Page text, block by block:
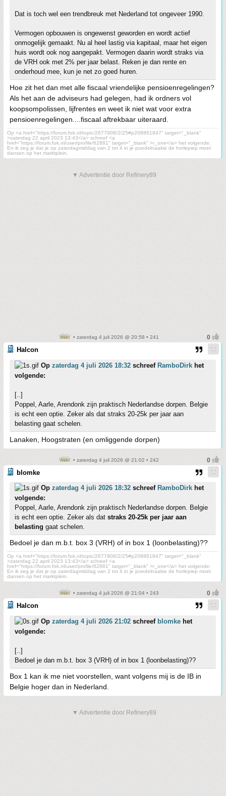
Dat is toch wel een trendbreuk met Nederland tot ongeveer 1990.
Vermogen opbouwen is ongewenst geworden en wordt actief
onmogelijk gemaakt. Nu al heel lastig via kapitaal, maar het eigen
huis wordt ook nog aangepakt. Vermogen daarin wordt straks via
de VRH ook met 2% per jaar belast. Reken je dan rente en
onderhoud mee, kun je net zo goed huren.
Hoe zit het dan met alle fiscaal vriendelijke pensioenregelingen?
Als het aan de adviseurs had gelegen, had ik ordners vol
koopsompolissen, lijfrentes en weet ik niet wat voor extra
pensioenregelingen....fiscaal aftrekbaar uiteraard.
Op <a href="https://forum.fok.nl/topic/2677908/2/25#p208861847" target="_blank"
>zaterdag 22 april 2023 13:43</a> schreef <a
href="https://forum.fok.nl/user/profile/62881" target="_blank" >r_one</a> het volgende:
En ik zeg je dat je op zaterdagmiddag van 2 tot 4 in je poedelnaakie de horlepiep moet
dansen op het marktplein.
▼ Advertentie door Refinery89
• zaterdag 4 juli 2026 @ 20:58 • 241
Halcon
Op zaterdag 4 juli 2026 18:32 schreef RamboDirk het
volgende:
[..]
Poppel, Aarle, Arendonk zijn praktisch Nederlandse dorpen. Belgie
is echt een optie. Zeker als dat straks 20-25k per jaar aan
belasting gaat schelen.
Lanaken, Hoogstraten (en omliggende dorpen)
• zaterdag 4 juli 2026 @ 21:02 • 242
blomke
Op zaterdag 4 juli 2026 18:32 schreef RamboDirk het
volgende:
Poppel, Aarle, Arendonk zijn praktisch Nederlandse dorpen. Belgie
is echt een optie. Zeker als dat straks 20-25k per jaar aan
belasting gaat schelen.
Bedoel je dan m.b.t. box 3 (VRH) of in box 1 (loonbelasting)??
Op <a href="https://forum.fok.nl/topic/2677908/2/25#p208861847" target="_blank"
>zaterdag 22 april 2023 13:43</a> schreef <a
href="https://forum.fok.nl/user/profile/62881" target="_blank" >r_one</a> het volgende:
En ik zeg je dat je op zaterdagmiddag van 2 tot 4 in je poedelnaakie de horlepiep moet
dansen op het marktplein.
• zaterdag 4 juli 2026 @ 21:04 • 243
Halcon
Op zaterdag 4 juli 2026 21:02 schreef blomke het
volgende:
[..]
Bedoel je dan m.b.t. box 3 (VRH) of in box 1 (loonbelasting)??
Box 1 kan ik me niet voorstellen, want volgens mij is de IB in
Belgie hoger dan in Nederland.
▼ Advertentie door Refinery89